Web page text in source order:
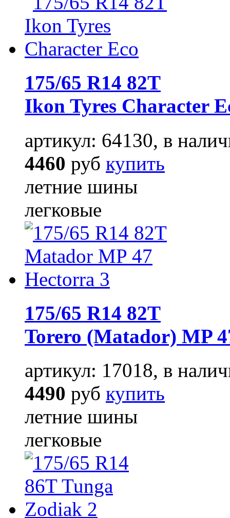
175/65 R14 82T
Ikon Tyres Character
артикул: 64130, в
4460 руб купить
летние шины
легковые
175/65 R14 82T
Torero (Matador) MP
артикул: 17018, в
4490 руб купить
летние шины
легковые